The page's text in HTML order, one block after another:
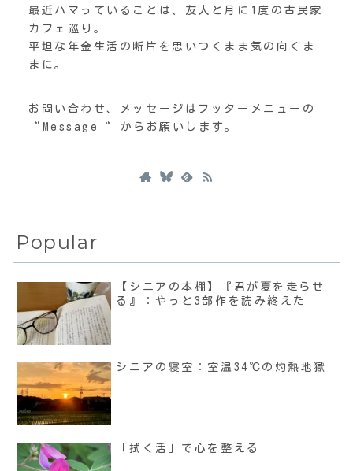
最近ハマっていることは、友人と月に1度の古民家
カフェ巡り。
平坦な年金生活の断片を思いつくまま気の向くま
まに。
お問い合わせ、メッセージはフッターメニューの
“Message“ からお願いします。
Popular
【シニアの本棚】『君が夏を走らせ
る』：やっと3部作を読み終えた
シニアの寝室：室温34℃の灼熱地獄
「拭く活」で心を整える